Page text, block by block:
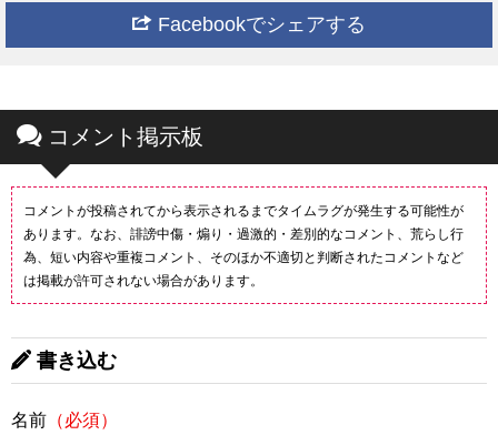
Facebookでシェアする
コメント掲示板
コメントが投稿されてから表示されるまでタイムラグが発生する可能性が
あります。なお、誹謗中傷・煽り・過激的・差別的なコメント、荒らし行
為、短い内容や重複コメント、そのほか不適切と判断されたコメントなど
は掲載が許可されない場合があります。
書き込む
名前 （必須）